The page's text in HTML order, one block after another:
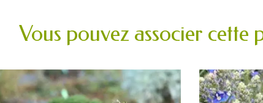
Vous pouvez associer cette